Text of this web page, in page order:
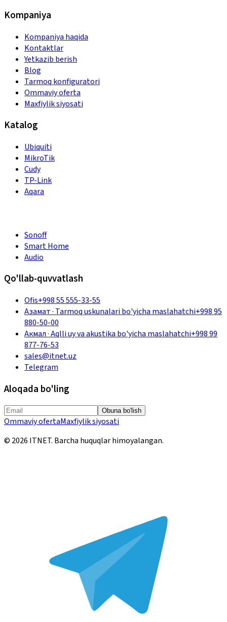
Kompaniya
Kompaniya haqida
Kontaktlar
Yetkazib berish
Blog
Tarmoq konfiguratori
Ommaviy oferta
Maxfiylik siyosati
Katalog
Ubiquiti
MikroTik
Cudy
TP-Link
Aqara
Sonoff
Smart Home
Audio
Qo'llab-quvvatlash
Ofis+998 55 555-33-55
Азамат· Tarmoq uskunalari bo'yicha maslahatchi+998 95
880-50-00
Акмал·Aqlli uy va akustika bo'yicha maslahatchi+998 99
877-76-53
sales@itnet.uz
Telegram
Aloqada bo'ling
Obuna bo'lish
Ommaviy ofertaMaxfiylik siyosati
© 2026 ITNET. Barcha huquqlar himoyalangan.